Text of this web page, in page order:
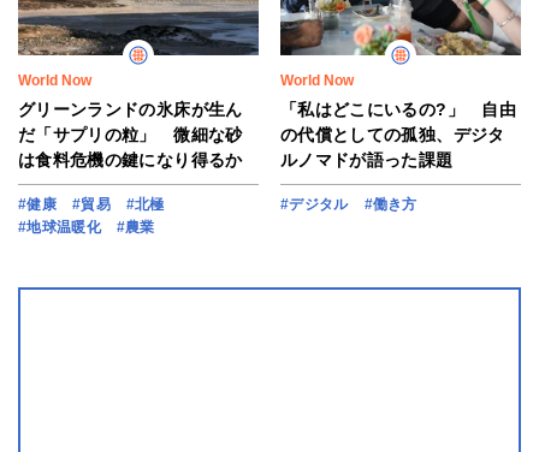
World Now
グリーンランドの氷床が生ん
だ「サプリの粒」 微細な砂
は食料危機の鍵になり得るか
#健康 #貿易
#北極
#地球温暖化
#農業
World Now
「私はどこにいるの?」 自由
の代償としての孤独、デジタ
ルノマドが語った課題
#デジタル #働き方